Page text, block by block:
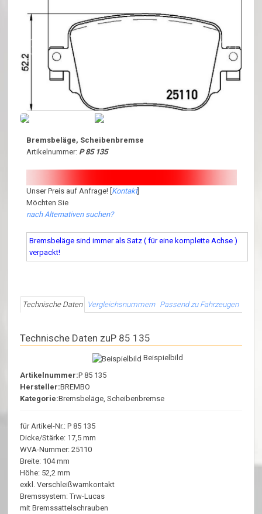
Bremsbeläge, Scheibenbremse
Artikelnummer: P 85 135
Unser Preis auf Anfrage! [Kontakt]
Möchten Sie
nach Alternativen suchen?
Bremsbeläge sind immer als Satz ( für eine komplette Achse )
verpackt!
Technische Daten Vergleichsnummern Passend zu Fahrzeugen
Technische Daten zuP 85 135
Beispielbild
Artikelnummer:P 85 135
Hersteller:BREMBO
Kategorie:Bremsbeläge, Scheibenbremse
für Artikel-Nr.: P 85 135
Dicke/Stärke: 17,5 mm
WVA-Nummer: 25110
Breite: 104 mm
Höhe: 52,2 mm
exkl. Verschleißwarnkontakt
Bremssystem: Trw-Lucas
mit Bremssattelschrauben